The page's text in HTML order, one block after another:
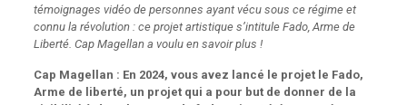
témoignages vidéo de personnes ayant vécu sous ce régime et
connu la révolution : ce projet artistique s’intitule Fado, Arme de
Liberté. Cap Magellan a voulu en savoir plus !
Cap Magellan : En 2024, vous avez lancé le projet le Fado,
Arme de liberté, un projet qui a pour but de donner de la